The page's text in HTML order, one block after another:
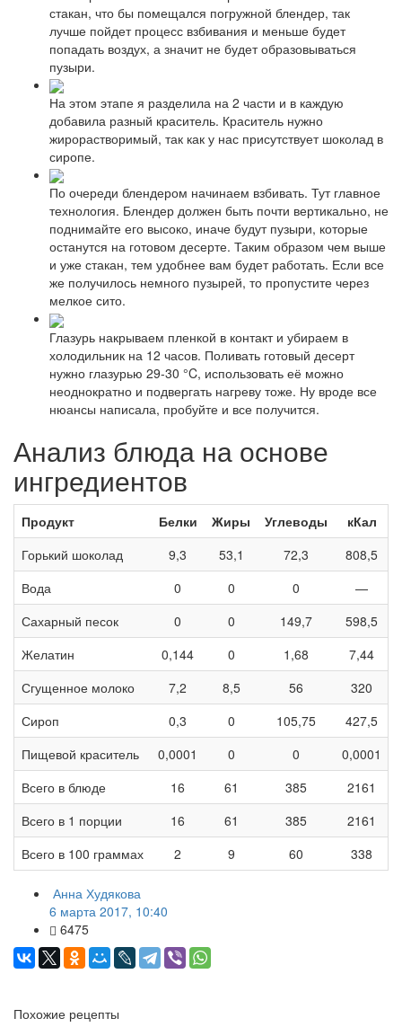
стакан, что бы помещался погружной блендер, так
лучше пойдет процесс взбивания и меньше будет
попадать воздух, а значит не будет образовываться
пузыри.
На этом этапе я разделила на 2 части и в каждую
добавила разный краситель. Краситель нужно
жирорастворимый, так как у нас присутствует шоколад в
сиропе.
По очереди блендером начинаем взбивать. Тут главное
технология. Блендер должен быть почти вертикально, не
поднимайте его высоко, иначе будут пузыри, которые
останутся на готовом десерте. Таким образом чем выше
и уже стакан, тем удобнее вам будет работать. Если все
же получилось немного пузырей, то пропустите через
мелкое сито.
Глазурь накрываем пленкой в контакт и убираем в
холодильник на 12 часов. Поливать готовый десерт
нужно глазурью 29-30 °C, использовать её можно
неоднократно и подвергать нагреву тоже. Ну вроде все
нюансы написала, пробуйте и все получится.
Анализ блюда на основе
ингредиентов
Продукт Белки Жиры Углеводы
кКал
Горький шоколад
9,3 53,1 72,3
808,5
Вода
0 0 0
—
Сахарный песок
0 0 149,7
598,5
Желатин
0,144 0 1,68
7,44
Сгущенное молоко
7,2 8,5 56
320
Сироп
0,3 0 105,75
427,5
Пищевой краситель
0,0001 0 0
0,0001
Всего в блюде
16 61 385
2161
Всего в 1 порции
16 61 385
2161
Всего в 100 граммах
2 9 60 338
Анна Худякова
6 марта 2017, 10:40
6475
Похожие рецепты